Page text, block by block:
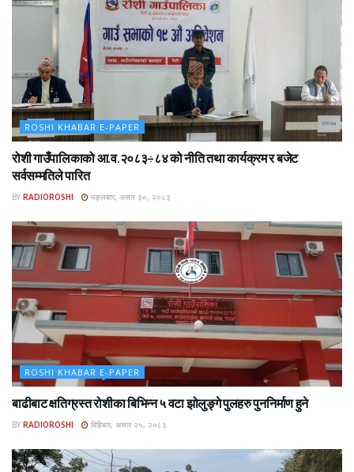
ROSHI KHABAR E-PAPER
रोशी गाउँपालिकाको आ.व.२०८३÷८४ को नीति तथा कार्यक्रम र बजेट
सर्वसम्मतिले पारित
BY RADIOROSHI मङ्लबार, असार ३०, २०८३
ROSHI KHABAR E-PAPER
बाढीबाट क्षतिग्रस्त रोशीका बिभिन्न ५ वटा झोलुङ्गे पुलहरु पुननिर्माण हुने
BY RADIOROSHI बिहिबार, असार २५, २०८३